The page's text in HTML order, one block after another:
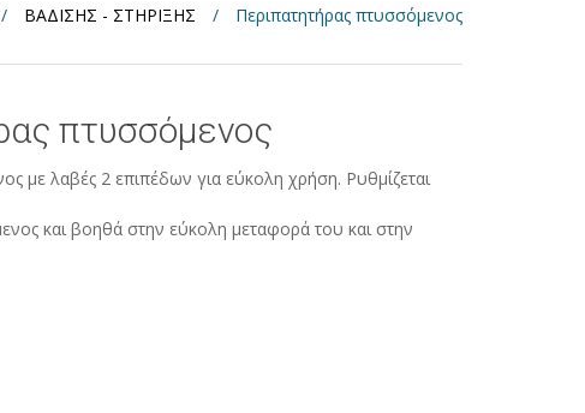
/ ΒΑΔΙΣΗΣ - ΣΤΗΡΙΞΗΣ / Περιπατητήρας πτυσσόμενος
πτυσσόμενος
με λαβές 2 επιπέδων για εύκολη χρήση. Ρυθμίζεται
και βοηθά στην εύκολη μεταφορά του και στην